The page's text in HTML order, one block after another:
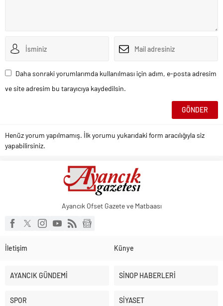
Daha sonraki yorumlarımda kullanılması için adım, e-posta adresim
ve site adresim bu tarayıcıya kaydedilsin.
Henüz yorum yapılmamış. İlk yorumu yukarıdaki form aracılığıyla siz
yapabilirsiniz.
Ayancık Ofset Gazete ve Matbaası
İletişim Künye
AYANCIK GÜNDEMİ SİNOP HABERLERİ
SPOR SİYASET